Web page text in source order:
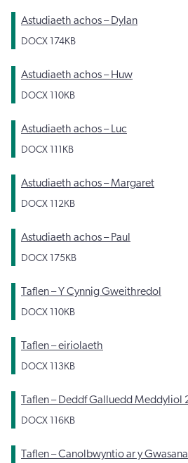
Astudiaeth achos – Dylan
DOCX 174KB
Astudiaeth achos – Huw
DOCX 110KB
Astudiaeth achos – Luc
DOCX 111KB
Astudiaeth achos – Margaret
DOCX 112KB
Astudiaeth achos – Paul
DOCX 175KB
Taflen – Y Cynnig Gweithredol
DOCX 110KB
Taflen – eiriolaeth
DOCX 113KB
Taflen – Deddf Galluedd Meddyliol
DOCX 116KB
Taflen – Canolbwyntio ar y